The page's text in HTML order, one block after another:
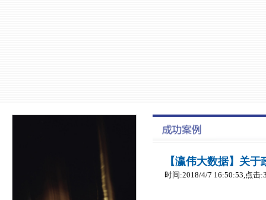
【瀛伟大数据】关
时间:2018/4/7 16:50:53,点击: